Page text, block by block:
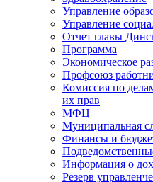
Управление
Управление
Отчет главы
Программа
Экономическое
Профсоюз
Комиссия по
их прав
МФЦ
Муниципальная
Финансы и
Информация о
Резерв